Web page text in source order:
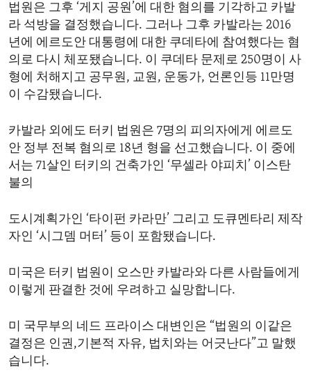
법원은 그후 ‘게지 공원’에 대한 혐의를 기각하고 카발
라 석방을 결정했습니다. 그러나 그후 카발라는 2016
년에 에르도안 대통령에 대한 쿠데타에 참여했다는 혐
의로 다시 체포됐습니다. 이 쿠데타 문제로 250명이 사
형에 처해지고 공무원, 교원, 운동가, 언론인등 11만명
이 수감됐습니다.
카발라 외에도 터키 법원은 7명의 피의자에게 에르도
안 정부 전복 혐의로 18년 형을 선고했습니다. 이 중에
서는 71살인 터키의 건축가인 ‘무셀라 야피치’ 이스탄
불의
도시계획가인 ‘타이펀 카라만’ 그리고 도큐멘타리 제작
자인 ‘시그뎀 머터’ 등이 포함됐습니다.
미국은 터키 법원이 오스만 카발라와 다른 사람들에게
이렇게 판결한 것에 우려하고 실망합니다.
미 국무부의 네드 프라이스 대변인은 “법원의 이같은
결정은 인권,기본적 자유, 법치와는 어긋난다”고 말했
습니다.